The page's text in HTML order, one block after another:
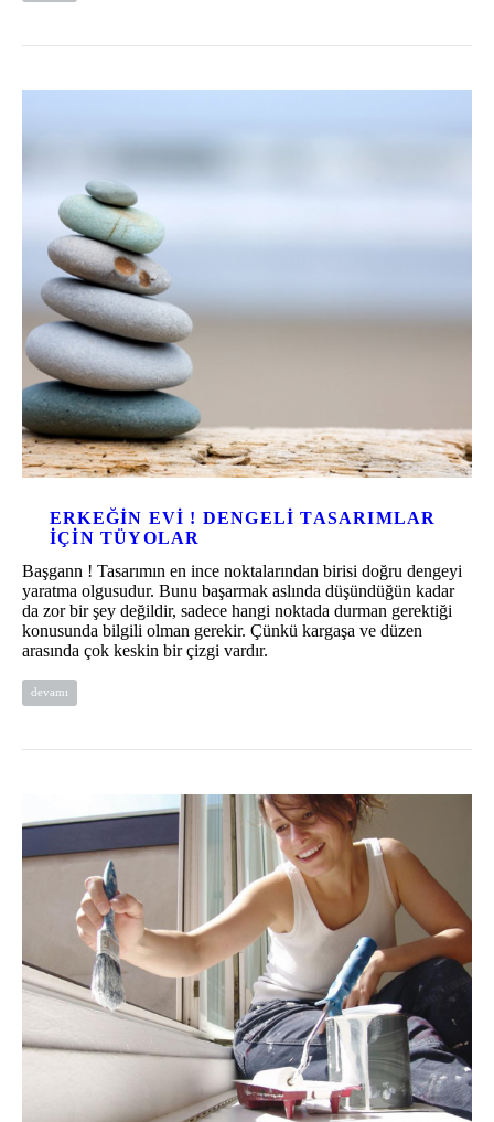
ERKEĞIN EVI ! DENGELI TASARIMLAR
IÇIN TÜYOLAR
Başgann ! Tasarımın en ince noktalarından birisi doğru dengeyi
yaratma olgusudur. Bunu başarmak aslında düşündüğün kadar
da zor bir şey değildir, sadece hangi noktada durman gerektiği
konusunda bilgili olman gerekir. Çünkü kargaşa ve düzen
arasında çok keskin bir çizgi vardır.
devamı